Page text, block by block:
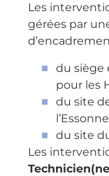
Les
gérées par
du siège
pour les
du site
du site
Les